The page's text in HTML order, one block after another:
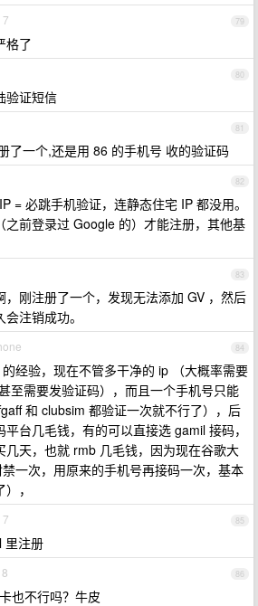
79
格了
80
验证短信
81
了一个,还是用 86 的手机号 收的验证码
82
= 必跳手机验证，连静态住宅 IP 都没用。
之前登录过 Google 的）才能注册，其他基
83
，刚注册了一个，发现无法添加 GV ，然后
注销成功。
84
经验，现在不管多干净的 ip （大概率需要
至需要发验证码），而且一个手机号只能
和 clubsim 都验证一次就不行了），后
台几毛钱，有的可以直接选 gamil 接码，
几天，也就 rmb 几毛钱，因为现在谷歌大
一次，用原来的手机号再接码一次，基本
，
85
里注册
86
也不行吗？牛皮